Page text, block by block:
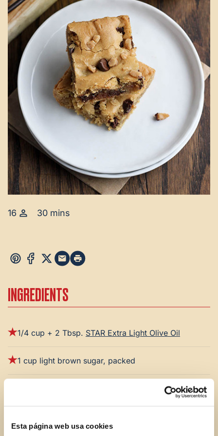
Esta página web usa cookies
16 30 mins
INGREDIENTS
1/4 cup + 2 Tbsp. STAR Extra Light Olive Oil
1 cup light brown sugar, packed